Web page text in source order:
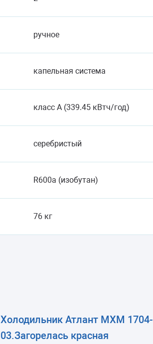
ручное
капельная система
класс A (339.45 кВтч/год)
серебристый
R600a (изобутан)
76 кг
Холодильник Атлант МХМ 1704-
03.Загорелась красная